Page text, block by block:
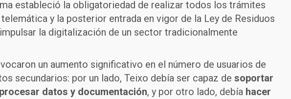
estableció la obligatoriedad de realizar todos los trámites
y la posterior entrada en vigor de la Ley de Residuos
la digitalización de un sector tradicionalmente
un aumento significativo en el número de usuarios de
secundarios: por un lado, Teixo debía ser capaz desoportar
datos y documentación, y por otro lado, debía hacer